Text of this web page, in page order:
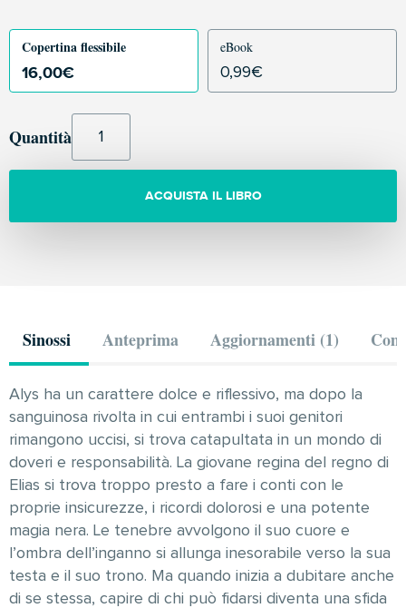
Copertina flessibile
16,00€
eBook
0,99€
Quantità
ACQUISTA IL LIBRO
Sinossi Anteprima Aggiornamenti (1)
Alys ha un carattere dolce e riflessivo, ma dopo la
sanguinosa rivolta in cui entrambi i suoi genitori
rimangono uccisi, si trova catapultata in un mondo di
doveri e responsabilità. La giovane regina del regno di
Elias si trova troppo presto a fare i conti con le
proprie insicurezze, i ricordi dolorosi e una potente
magia nera. Le tenebre avvolgono il suo cuore e
l’ombra dell’inganno si allunga inesorabile verso la sua
testa e il suo trono. Ma quando inizia a dubitare anche
di se stessa, capire di chi può fidarsi diventa una sfida